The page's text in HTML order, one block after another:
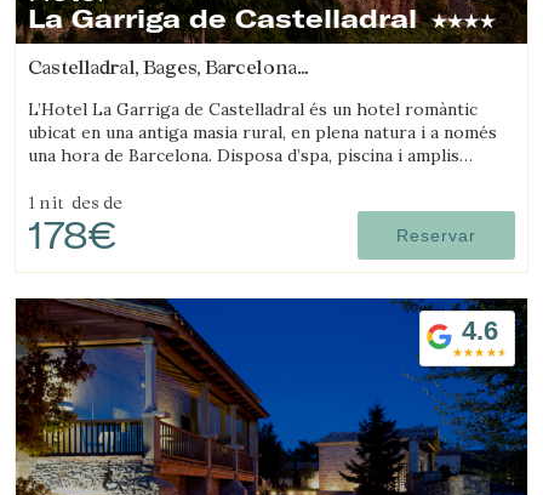
La Garriga de Castelladral
Castelladral, Bages, Barcelona
L’Hotel La Garriga de Castelladral és un hotel romàntic
ubicat en una antiga masia rural, en plena natura i a només
una hora de Barcelona. Disposa d’spa, piscina i amplis
1 nit des de
178€ Reservar
4.6